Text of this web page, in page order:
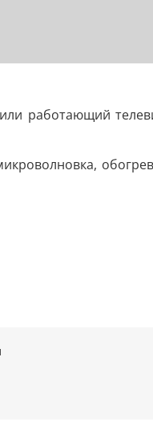
работающий